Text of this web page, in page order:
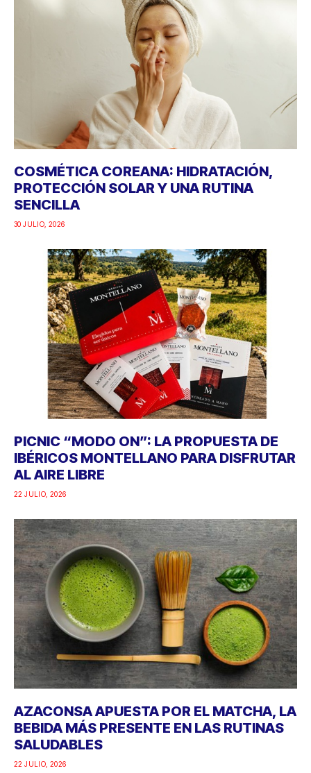
COSMÉTICA COREANA: HIDRATACIÓN,
PROTECCIÓN SOLAR Y UNA RUTINA
SENCILLA
30 JULIO, 2026
PICNIC “MODO ON”: LA PROPUESTA DE
IBÉRICOS MONTELLANO PARA DISFRUTAR
AL AIRE LIBRE
22 JULIO, 2026
AZACONSA APUESTA POR EL MATCHA, LA
BEBIDA MÁS PRESENTE EN LAS RUTINAS
SALUDABLES
22 JULIO, 2026